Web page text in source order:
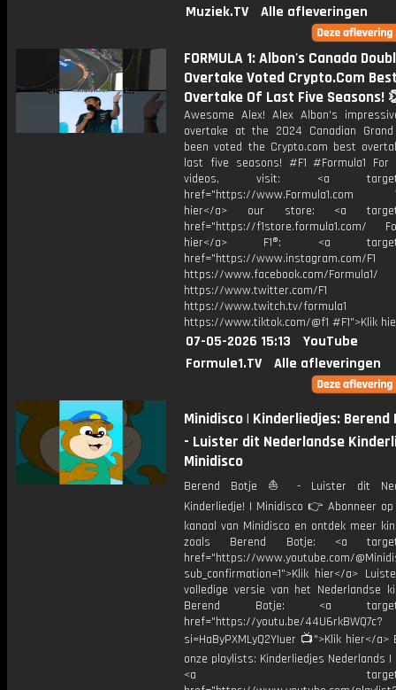
Muziek.TV
Alle afleveringen
FORMULA 1: Albon's Canada
Overtake Voted Crypto.Com
Overtake Of Last Five Seasons!
Awesome Alex! Alex Albon's
overtake at the 2024 Canadian
been voted the Crypto.com best
last five seasons! #F1 #Formula1 For
videos, visit: <a
href="https://www.Formula1.com
hier</a> our store: <a
href="https://f1store.formula1.com/
hier</a> F1®: <a
href="https://www.instagram.com/F1
https://www.facebook.com/Formula1/
https://www.twitter.com/F1
https://www.twitch.tv/formula1
https://www.tiktok.com/@f1 #F1">Klik
07-05-2026 15:13
YouTube
Formule1.TV
Alle afleveringen
Minidisco | Kinderliedjes: Berend
- Luister dit Nederlandse
Minidisco
Berend Botje ⛵️ - Luister dit
Kinderliedje! | Minidisco 👉 Abonneer
kanaal van Minidisco en ontdek meer
zoals Berend Botje: <a
href="https://www.youtube.com/
sub_confirmation=1">Klik hier</a>
volledige versie van het Nederlandse
Berend Botje: <a
href="https://youtu.be/44U6rkBWQ7c?
si=HaByPXMLyQ2YIuer 📺">Klik hier</a>
onze playlists: Kinderliedjes Nederlands |
<a